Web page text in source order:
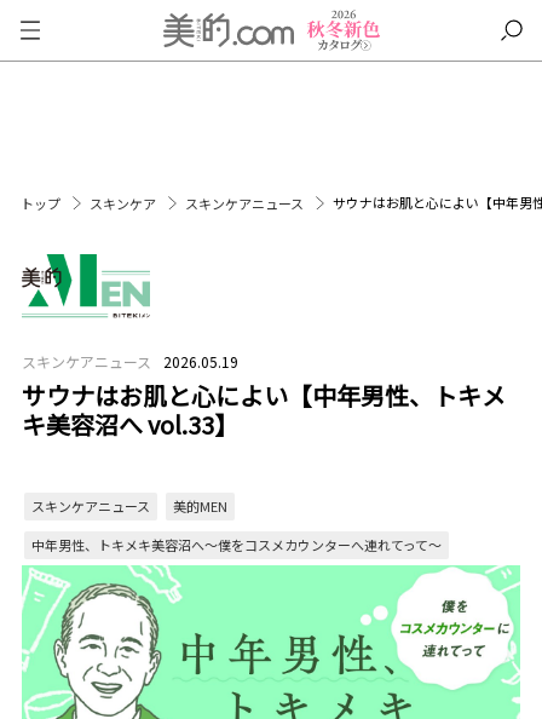
トップ スキンケア スキンケアニュース サウナはお肌と心によい【中年男
スキンケアニュース 2026.05.19
サウナはお肌と心によい【中年男性、トキメ
キ美容沼へ vol.33】
スキンケアニュース
美的MEN
中年男性、トキメキ美容沼へ〜僕をコスメカウンターへ連れてって～